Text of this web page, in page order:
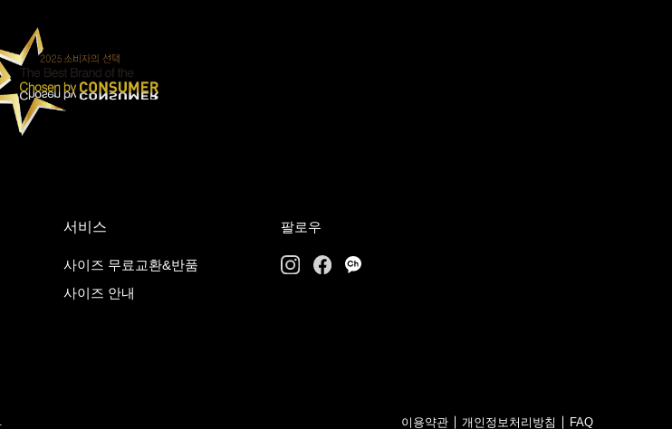
서비스
사이즈 무료교환&반품
사이즈 안내
팔로우
이용약관 개인정보처리방침 FAQ